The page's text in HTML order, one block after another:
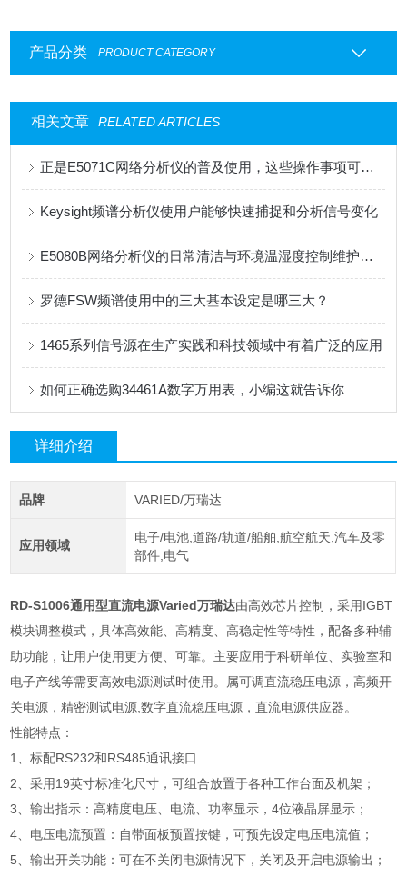
产品分类 PRODUCT CATEGORY
相关文章 RELATED ARTICLES
正是E5071C网络分析仪的普及使用，这些操作事项可要记住了
Keysight频谱分析仪使用户能够快速捕捉和分析信号变化
E5080B网络分析仪的日常清洁与环境温湿度控制维护措施
罗德FSW频谱使用中的三大基本设定是哪三大？
1465系列信号源在生产实践和科技领域中有着广泛的应用
如何正确选购34461A数字万用表，小编这就告诉你
详细介绍
品牌 VARIED/万瑞达
应用领域
电子/电池,道路/轨道/船舶,航空航天,汽车及零
部件,电气
RD-S1006通用型直流电源Varied万瑞达由高效芯片控制，采用IGBT
模块调整模式，具体高效能、高精度、高稳定性等特性，配备多种辅
助功能，让用户使用更方便、可靠。主要应用于科研单位、实验室和
电子产线等需要高效电源测试时使用。属可调直流稳压电源，高频开
关电源，精密测试电源,数字直流稳压电源，直流电源供应器。
性能特点：
1、标配RS232和RS485通讯接口
2、采用19英寸标准化尺寸，可组合放置于各种工作台面及机架；
3、输出指示：高精度电压、电流、功率显示，4位液晶屏显示；
4、电压电流预置：自带面板预置按键，可预先设定电压电流值；
5、输出开关功能：可在不关闭电源情况下，关闭及开启电源输出；